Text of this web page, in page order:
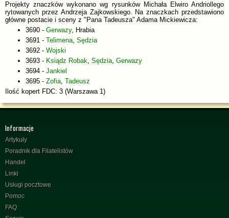
Projekty znaczków wykonano wg rysunków Michała Elwiro Andriollego
rytowanych przez Andrzeja Zajkowskiego. Na znaczkach przedstawiono
główne postacie i sceny z "Pana Tadeusza" Adama Mickiewicza:
3690 - Gerwazy, Hrabia
3691 - Telimena, Sędzia
3692 - Wojski
3693 - Ksiądz Robak, Sędzia, Gerwazy
3694 - Jankiel
3695 - Zofia, Tadeusz
Ilość kopert FDC: 3 (Warszawa 1)
Informacje
Artykuły
Poradnik dla Filatelistów
Handel
Linki
Usługi pocztowe
Pomoc
FAQ